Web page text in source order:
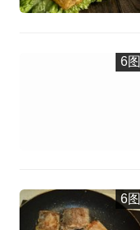
6图
6图